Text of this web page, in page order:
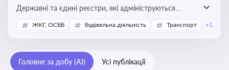
Державні та єдині реєстри, які адмініструються
Мінюстом України, і є ключовими інструментами для
юридичного захисту, ідентифікації прав, та
сімейних та майнових відносин
ЖКГ, ОСББ Будівельна діяльність Транспорт +1
Головне за добу (AI) Усі публікації